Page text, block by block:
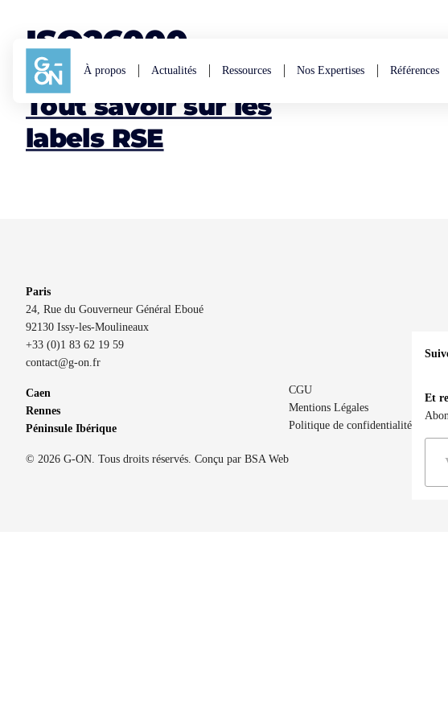
À propos Actualités Ressources Nos Expertises Références
ISO26000
Tout savoir sur les
labels RSE
Paris
24, Rue du Gouverneur Général Eboué
92130 Issy-les-Moulineaux
+33 (0)1 83 62 19 59
contact@g-on.fr
Caen
Rennes
Péninsule Ibérique
© 2026 G-ON. Tous droits réservés. Conçu par BSA Web
CGU
Mentions Légales
Politique de confidentialité
Et